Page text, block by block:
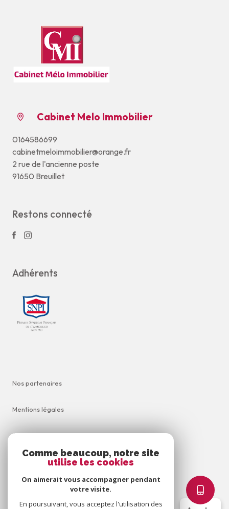
Cabinet Melo Immobilier
0164586699
cabinetmeloimmobilier@orange.fr
2 rue de l'ancienne poste
91650 Breuillet
Restons connecté
Adhérents
Nos partenaires
Mentions légales
Admin
Nos honoraires
Comme beaucoup, notre site
utilise les cookies
On aimerait vous accompagner pendant
votre visite.
En poursuivant, vous acceptez l'utilisation des